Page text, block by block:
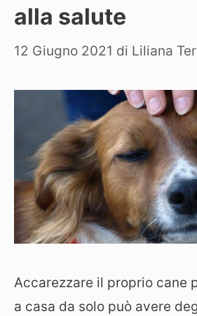
alla salute
12 Giugno 2021 di Liliana
Accarezzare il proprio cane
a casa da solo può avere